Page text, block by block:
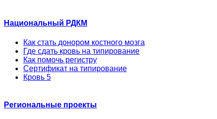
Национальный РДКМ
Как стать донором костного мозга
Где сдать кровь на типирование
Как помочь регистру
Сертификат на типирование
Кровь 5
Региональные проекты